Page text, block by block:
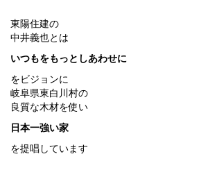
東陽住建の
中井義也とは
いつもをもっとしあわせに
をビジョンに
岐阜県東白川村の
良質な木材を使い
日本一強い家
を提唱しています